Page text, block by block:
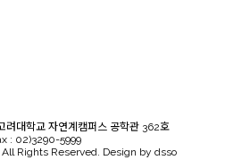
려대학교 자연계캠퍼스 공학관 362호
: 02)3290-5999
Rights Reserved. Design by dsso